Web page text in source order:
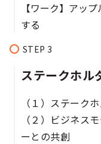
【ワーク】アッ
する
ステークホル
（１）ステーク
（２）ビジネス
ーとの共創